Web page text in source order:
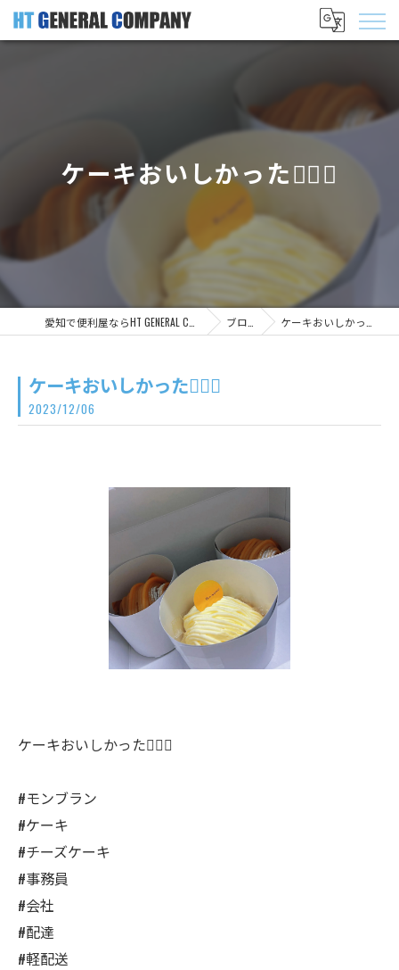
ケーキおいしかった✊🏻🤍
ブログ ケーキおいしかった✊🏻🤍
ケーキおいしかった✊🏻🤍
2023/12/06
ケーキおいしかった✊🏻🤍
#モンブラン
#ケーキ
#チーズケーキ
#事務員
#会社
#配達
#軽配送